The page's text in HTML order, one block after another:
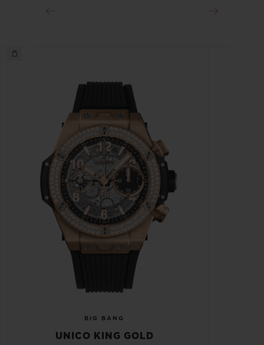
BIG BANG
UNICO KING GOLD